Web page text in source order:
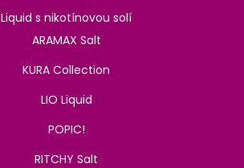
Liquid s nikotínovou solí
ARAMAX Salt
KURA Collection
LIO Liquid
POPIC!
RITCHY Salt